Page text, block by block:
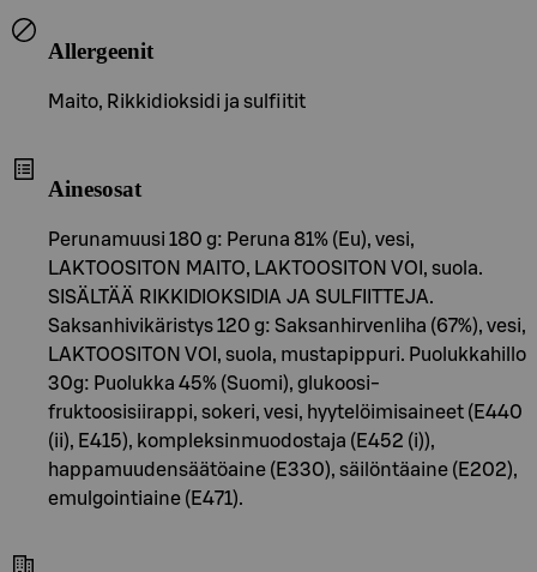
Allergeenit
Maito, Rikkidioksidi ja sulfiitit
Ainesosat
Perunamuusi 180 g: Peruna 81% (Eu), vesi,
LAKTOOSITON MAITO, LAKTOOSITON VOI, suola.
SISÄLTÄÄ RIKKIDIOKSIDIA JA SULFIITTEJA.
Saksanhivikäristys 120 g: Saksanhirvenliha (67%), vesi,
LAKTOOSITON VOI, suola, mustapippuri. Puolukkahillo
30g: Puolukka 45% (Suomi), glukoosi-
fruktoosisiirappi, sokeri, vesi, hyytelöimisaineet (E440
(ii), E415), kompleksinmuodostaja (E452 (i)),
happamuudensäätöaine (E330), säilöntäaine (E202),
emulgointiaine (E471).